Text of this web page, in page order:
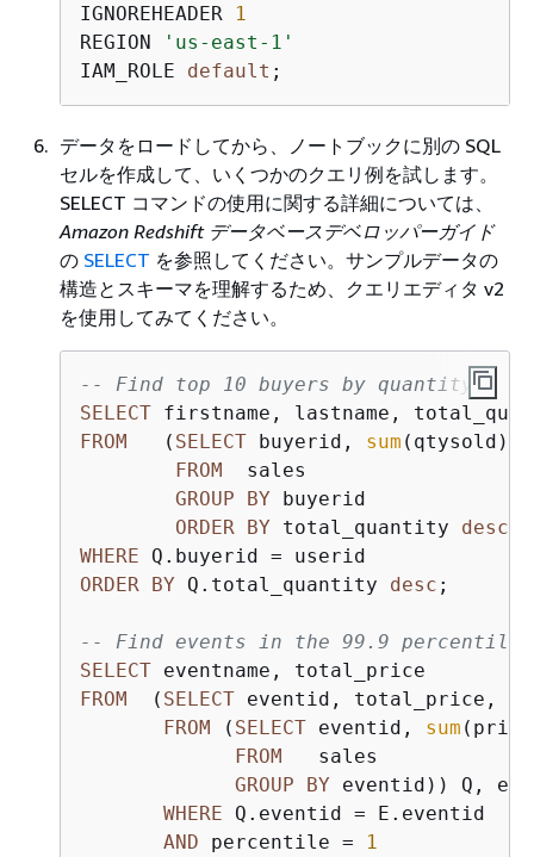
IGNOREHEADER
1
REGION
'us-east-1'
IAM_ROLE default
データをロードしてから、ノートブックに別の SQL
セルを作成して、いくつかのクエリ例を試します。
SELECT コマンドの使用に関する詳細については、
Amazon Redshift データベースデベロッパーガイド
の SELECT を参照してください。サンプルデータの
構造とスキーマを理解するため、クエリエディタ v2
を使用してみてください。
-- Find top 10 buyers by quantity.
SELECT
FROM
   (
SELECT buyerid, sum (qtysold)
FROM
  sales
GROUP
BY buyerid
ORDER BY total_quantity desc
WHERE Q.buyerid =
ORDER BY Q.total_quantity desc ;
-- Find events in the 99.9
SELECT
FROM
  (
SELECT eventid, total_price,
FROM ( SELECT eventid, sum
FROM
   sales
GROUP
BY eventid)) Q,
WHERE Q.eventid = E.eventid
AND percentile =
1